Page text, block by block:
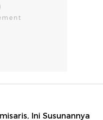
Ini Susunannya